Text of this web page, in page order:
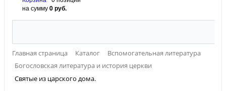
на сумму0 руб.
Главная страница Каталог
Вспомогательная литература
Богословская литература и история церкви
Святые из царского дома.